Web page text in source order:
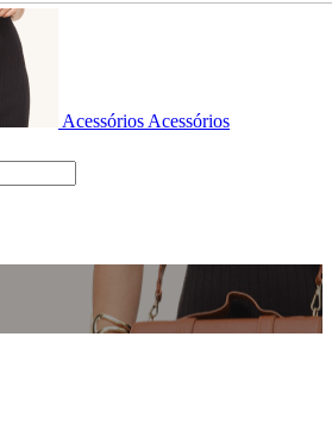
Acessórios Acessórios